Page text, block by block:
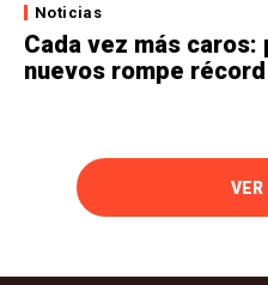
Noticias
Cada vez más
nuevos rompe